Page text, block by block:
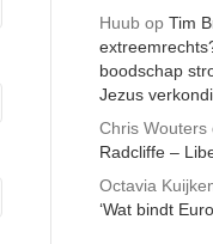
Huubop Tim
boodschap
Jezus
Chris Wouters
Radcliffe –
Octavia
‘Wat bindt